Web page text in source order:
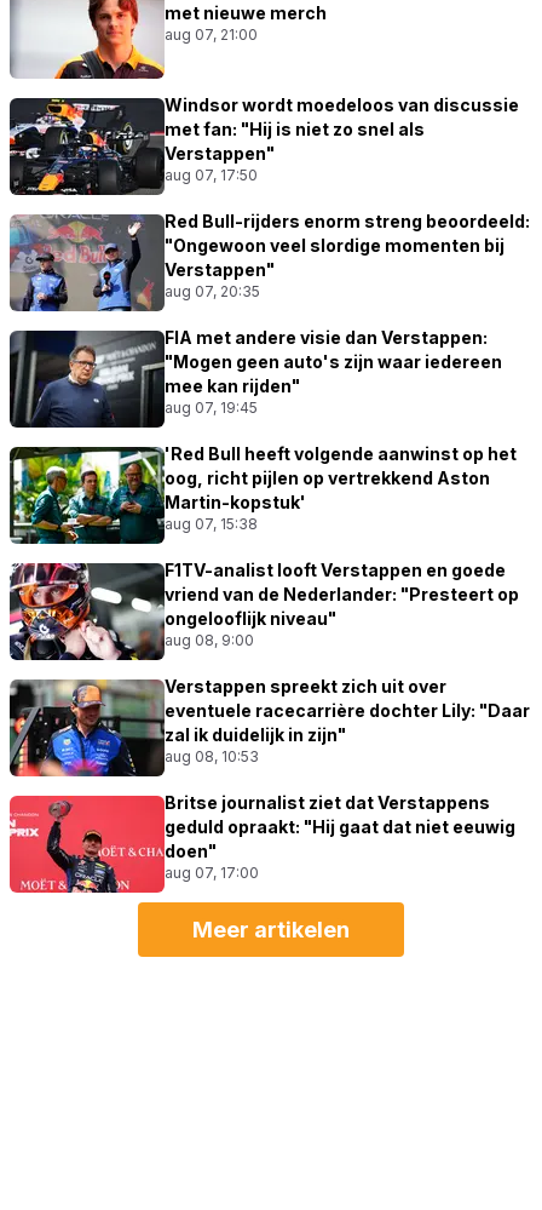
met nieuwe merch
aug 07, 21:00
Windsor wordt moedeloos van discussie
met fan: "Hij is niet zo snel als
Verstappen"
aug 07, 17:50
Red Bull-rijders enorm streng beoordeeld:
"Ongewoon veel slordige momenten bij
Verstappen"
aug 07, 20:35
FIA met andere visie dan Verstappen:
"Mogen geen auto's zijn waar iedereen
mee kan rijden"
aug 07, 19:45
'Red Bull heeft volgende aanwinst op het
oog, richt pijlen op vertrekkend Aston
Martin-kopstuk'
aug 07, 15:38
F1TV-analist looft Verstappen en goede
vriend van de Nederlander: "Presteert op
ongelooflijk niveau"
aug 08, 9:00
Verstappen spreekt zich uit over
eventuele racecarrière dochter Lily: "Daar
zal ik duidelijk in zijn"
aug 08, 10:53
Britse journalist ziet dat Verstappens
geduld opraakt: "Hij gaat dat niet eeuwig
doen"
aug 07, 17:00
Meer artikelen